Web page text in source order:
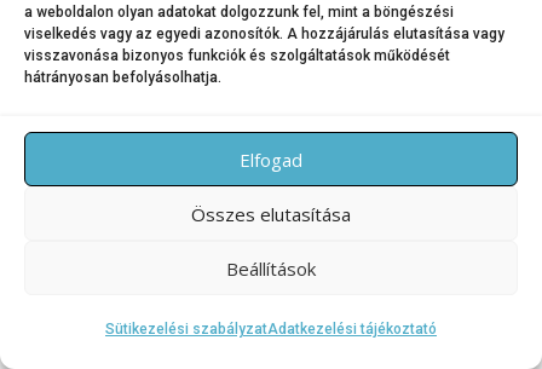
a weboldalon olyan adatokat dolgozzunk fel, mint a böngészési
viselkedés vagy az egyedi azonosítók. A hozzájárulás elutasítása vagy
visszavonása bizonyos funkciók és szolgáltatások működését
hátrányosan befolyásolhatja.
Elfogad
Összes elutasítása
Beállítások
Sütikezelési szabályzatAdatkezelési tájékoztató